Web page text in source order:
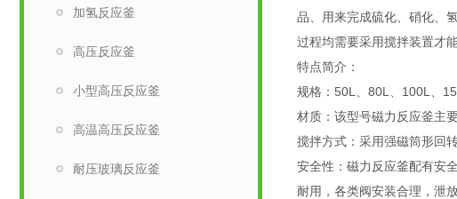
加氢反应釜
高压反应釜
小型高压反应釜
高温高压反应釜
耐压玻璃反应釜
品、用来完成硫化、硝化、
过程均需要采用搅拌装置才
特点简介：
规格：50L、80L、100L、
材质：该型号磁力反应釜主
搅拌方式：采用强磁筒形回
安全性：磁力反应釜配有安
耐用，各类阀安装合理，泄放